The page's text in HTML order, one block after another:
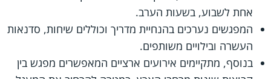
אחת לשבוע, בשעות הערב.
המפגשים נערכים בהנחיית מדריך וכוללים שיחות, סדנאות
העשרה ובילויים משותפים.
בנוסף, מתקיימים אירועים ארציים המאפשרים מפגש בין